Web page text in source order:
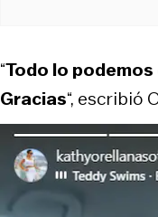
“Todo lo
Gracias“, escribió